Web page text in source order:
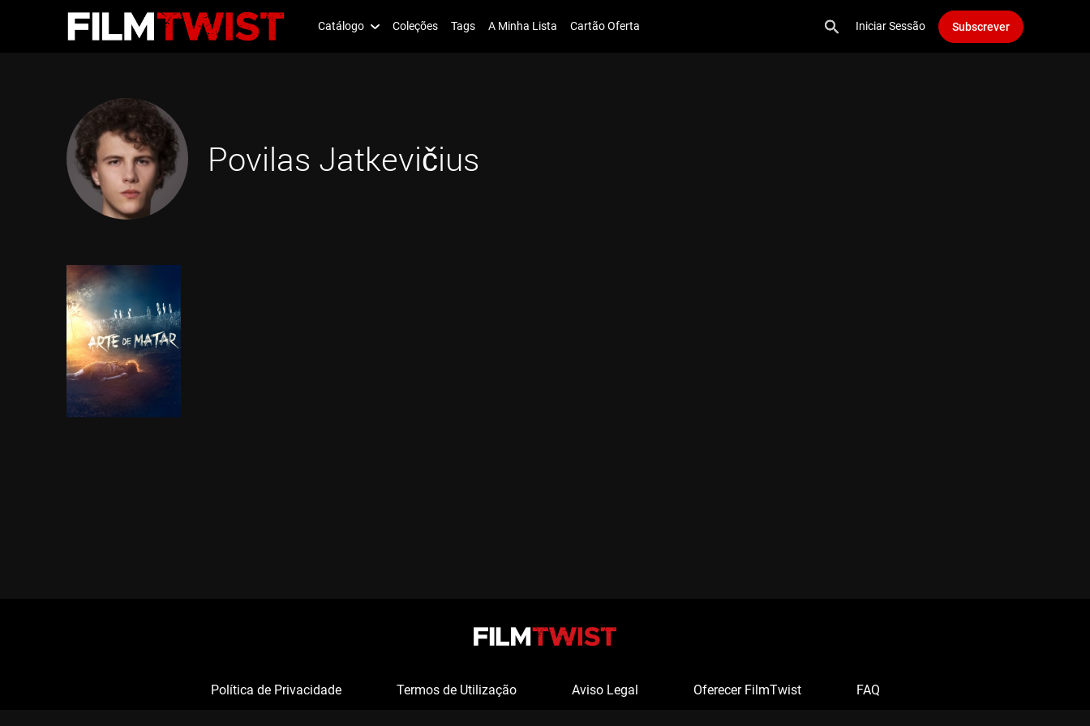
Catálogo Coleções Tags A Minha Lista Cartão Oferta Iniciar Sessão Subscrever
Povilas Jatkevičius
Política de Privacidade Termos de Utilização Aviso Legal Oferecer FilmTwist FAQ